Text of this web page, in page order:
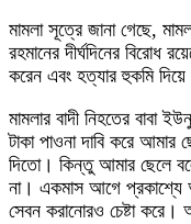
মামলা সূত্রে জানা গেছে,
রহমানের দীর্ঘদিনের বিরোধ
করেন এবং হত্যার হুকমি
মামলার বাদী নিহতের বাবা
টাকা পাওনা দাবি করে
দিতো। কিন্তু আমার ছেলে
না। একমাস আগে প্রকাশ্যে
সেবন করানোরও চেষ্টা করে।